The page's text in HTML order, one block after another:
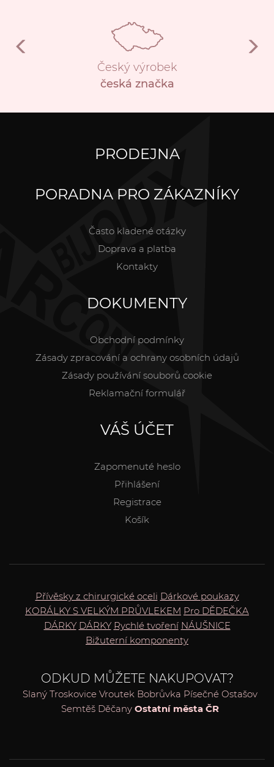
Český výrobek
česká značka
PRODEJNA
PORADNA PRO ZÁKAZNÍKY
Často kladené otázky
Doprava a platba
Kontakty
DOKUMENTY
Obchodní podmínky
Zásady zpracování a ochrany osobních údajů
Zásady používání souborů cookie
Reklamační formulář
VÁŠ ÚČET
Zapomenuté heslo
Přihlášení
Registrace
Košík
Přívěsky z chirurgické oceli Dárkové poukazy
KORÁLKY S VELKÝM PRŮVLEKEM Pro DĚDEČKA
DÁRKY DÁRKY Rychlé tvoření NÁUŠNICE
Bižuterní komponenty
ODKUD MŮŽETE NAKUPOVAT?
Slaný Troskovice Vroutek Bobrůvka Písečné Ostašov
Semtěš Děčany Ostatní města ČR